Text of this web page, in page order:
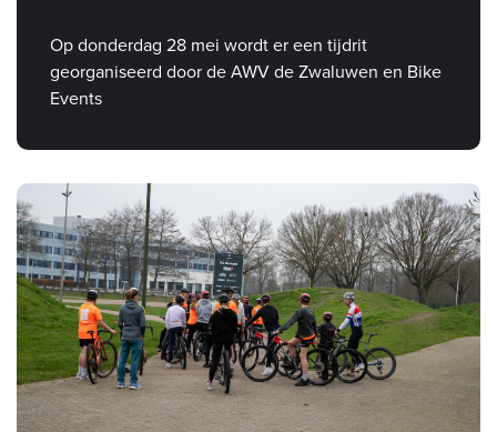
Op donderdag 28 mei wordt er een tijdrit
georganiseerd door de AWV de Zwaluwen en Bike
Events